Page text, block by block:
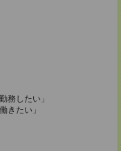
務したい」
きたい」